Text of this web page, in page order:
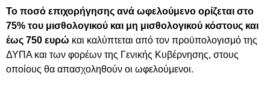
Το ποσό επιχορήγησης ανά ωφελούμενο ορίζεται στο
75% του μισθολογικού και μη μισθολογικού κόστους και
έως 750 ευρώ και καλύπτεται από τον προϋπολογισμό της
ΔΥΠΑ και των φορέων της Γενικής Κυβέρνησης, στους
οποίους θα απασχοληθούν οι ωφελούμενοι.